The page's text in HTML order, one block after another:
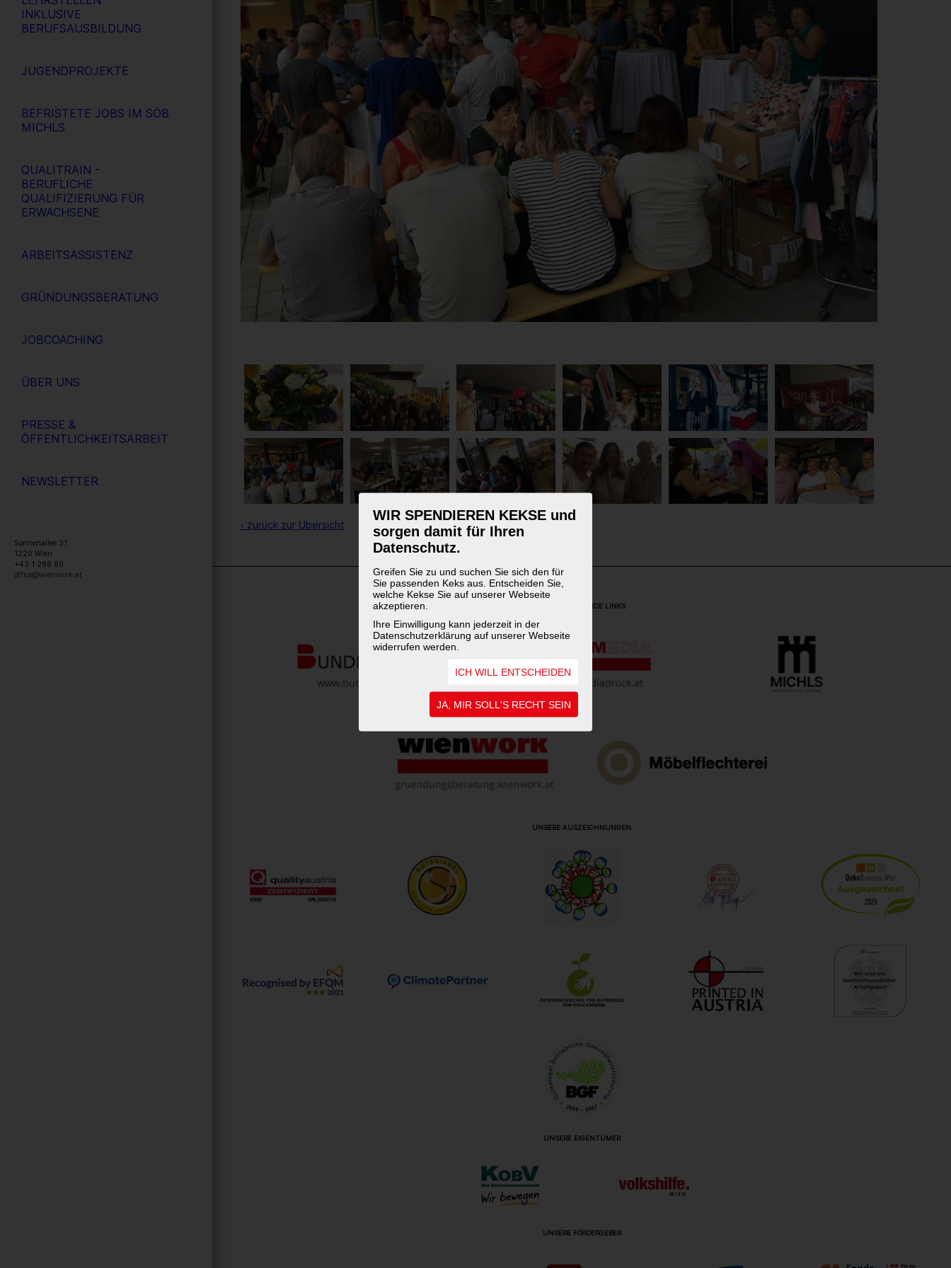
WIR SPENDIEREN KEKSE und
sorgen damit für Ihren
Datenschutz.
Greifen Sie zu und suchen Sie sich den für
Sie passenden Keks aus. Entscheiden Sie,
welche Kekse Sie auf unserer Webseite
akzeptieren.
Ihre Einwilligung kann jederzeit in der
Datenschutzerklärung auf unserer Webseite
widerrufen werden.
ICH WILL ENTSCHEIDEN
JA, MIR SOLL'S RECHT SEIN
INKLUSIVE
BERUFSAUSBILDUNG
JUGENDPROJEKTE
BEFRISTETE JOBS IM SÖB
MICHLS
QUALITRAIN -
BERUFLICHE
QUALIFIZIERUNG FÜR
ERWACHSENE
ARBEITSASSISTENZ
GRÜNDUNGSBERATUNG
JOBCOACHING
ÜBER UNS
PRESSE &
ÖFFENTLICHKEITSARBEIT
NEWSLETTER
Sonnenallee 31
1220 Wien
+43 1 288 80
office@wienwork.at
‹ zurück zur Übersicht
WEITERFÜHRENDE LINKS
UNSERE AUSZEICHNUNGEN
UNSERE EIGENTÜMER
UNSERE FÖRDERGEBER